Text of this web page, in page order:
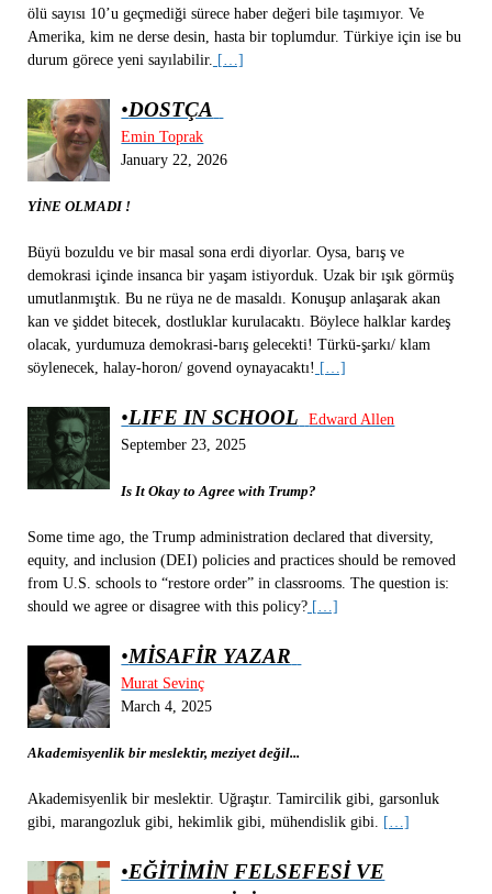
ölü sayısı 10’u geçmediği sürece haber değeri bile taşımıyor. Ve
Amerika, kim ne derse desin, hasta bir toplumdur. Türkiye için ise bu
durum görece yeni sayılabilir. […]
•DOSTÇA
Emin Toprak
January 22, 2026
YİNE OLMADI !
Büyü bozuldu ve bir masal sona erdi diyorlar. Oysa, barış ve
demokrasi içinde insanca bir yaşam istiyorduk. Uzak bir ışık görmüş
umutlanmıştık. Bu ne rüya ne de masaldı. Konuşup anlaşarak akan
kan ve şiddet bitecek, dostluklar kurulacaktı. Böylece halklar kardeş
olacak, yurdumuza demokrasi-barış gelecekti! Türkü-şarkı/ klam
söylenecek, halay-horon/ govend oynayacaktı! […]
•LIFE IN SCHOOL
Edward Allen
September 23, 2025
Is It Okay to Agree with Trump?
Some time ago, the Trump administration declared that diversity,
equity, and inclusion (DEI) policies and practices should be removed
from U.S. schools to “restore order” in classrooms. The question is:
should we agree or disagree with this policy?[…]
•MİSAFİR YAZAR
Murat Sevinç
March 4, 2025
Akademisyenlik bir meslektir, meziyet değil...
Akademisyenlik bir meslektir. Uğraştır. Tamircilik gibi, garsonluk
gibi, marangozluk gibi, hekimlik gibi, mühendislik gibi.
[…]
•EĞİTİMİN FELSEFESİ VE